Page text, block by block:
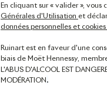
En cliquant sur « valider », vous
Générales d'Utilisation et
données personnelles et cookies
Ruinart est en faveur d'une
biais de Moët Hennessy,
L'ABUS D'ALCOOL EST
MODÉRATION.